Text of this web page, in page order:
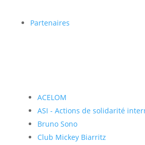
Partenaires
ACELOM
ASI - Actions de solidarité
Bruno Sono
Club Mickey Biarritz